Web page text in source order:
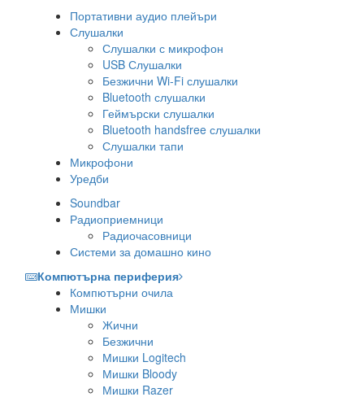
Портативни аудио плейъри
Слушалки
Слушалки с микрофон
USB Слушалки
Безжични Wi-Fi слушалки
Bluetooth слушалки
Геймърски слушалки
Bluetooth handsfree слушалки
Слушалки тапи
Микрофони
Уредби
Soundbar
Радиоприемници
Радиочасовници
Системи за домашно кино
Компютърна периферия
Компютърни очила
Мишки
Жични
Безжични
Мишки Logitech
Мишки Bloody
Мишки Razer